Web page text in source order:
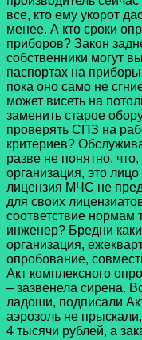
все, кто ему укорот
менее. А кто сроки
приборов? Закон
собственники могут
паспортах на
пока оно само не
может висеть на
заменить старое
проверять СПЗ на
критериев?
разве не понятно,
организация, это
лицензия МЧС не
для своих
соответствие
инженер? Бредни
организация,
опробование,
Акт комплексного
– зазвенела сирена.
ладоши, подписали
аэрозоль не
4 тысячи рублей, а